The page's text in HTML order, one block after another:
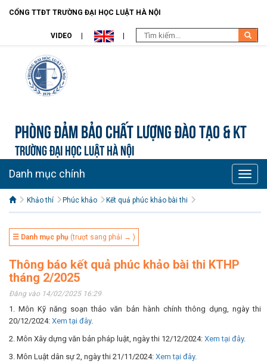
CỔNG TTĐT TRƯỜNG ĐẠI HỌC LUẬT HÀ NỘI
VIDEO
Phòng Đảm bảo chất lượng đào tạo & KT
TRƯỜNG ĐẠI HỌC LUẬT HÀ NỘI
Toggle
Danh mục chính
Khảo thí Phúc khảo Kết quả phúc khảo bài thi
☰ Danh mục phụ (trượt sang phải → )
Thông báo kết quả phúc khảo bài thi KTHP
tháng 2/2025
Đăng vào 14/02/2025 16:29
1. Môn Kỹ năng soạn thảo văn bản hành chính thông dụng, ngày thi
20/12/2024: Xem tại đây.
2. Môn Xây dựng văn bản pháp luật, ngày thi 12/12/2024: Xem tại đây.
3. Môn Luật dân sự 2, ngày thi 21/11/2024: Xem tại đây.